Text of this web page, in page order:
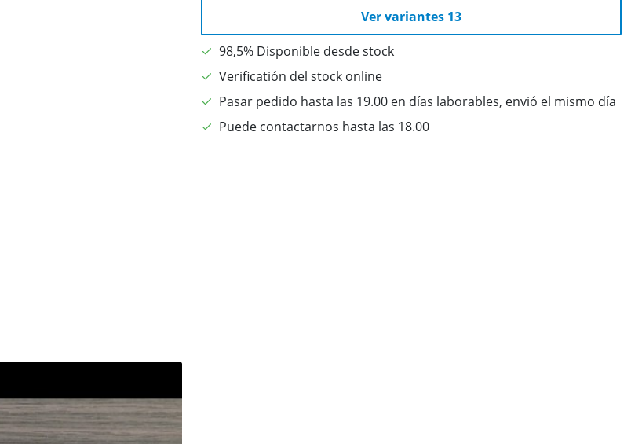
Ver variantes 13
98,5% Disponible desde stock
Verificatión del stock online
Pasar pedido hasta las 19.00 en días laborables, envió el mismo día
Puede contactarnos hasta las 18.00